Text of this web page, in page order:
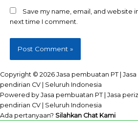
Save my name, email, and website
next time I comment.
Copyright © 2026 Jasa pembuatan PT | Jasa
pendirian CV | Seluruh Indonesia
Powered by Jasa pembuatan PT | Jasa
pendirian CV | Seluruh Indonesia
Ada pertanyaan? Silahkan Chat Kami